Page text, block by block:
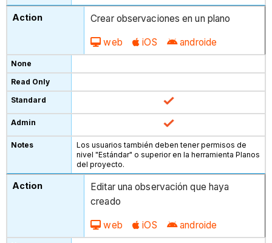
Crear observaciones en un plano
web iOS androide
Los usuarios también deben tener permisos de
nivel "Estándar" o superior en la herramienta Planos
del proyecto.
Editar una observación que haya
creado
web iOS androide